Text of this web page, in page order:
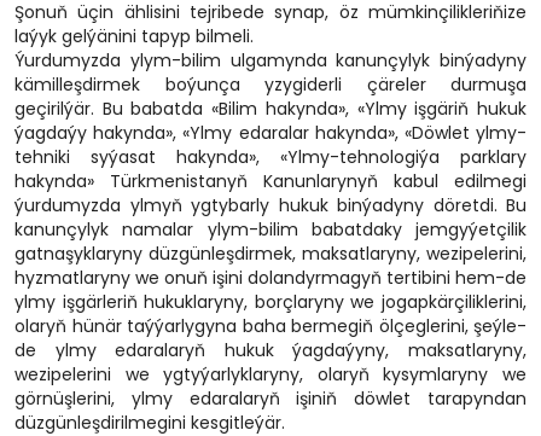
Şonuň üçin ählisini tejribede synap, öz mümkinçilikleriňize
laýyk gelýänini tapyp bilmeli.
Ýurdumyzda ylym-bilim ulgamynda kanunçylyk binýadyny
kämilleşdirmek boýunça yzygiderli çäreler durmuşa
geçirilýär. Bu babatda «Bilim hakynda», «Ylmy işgäriň hukuk
ýagdaýy hakynda», «Ylmy edaralar hakynda», «Döwlet ylmy-
tehniki syýasat hakynda», «Ylmy-tehnologiýa parklary
hakynda» Türkmenistanyň Kanunlarynyň kabul edilmegi
ýurdumyzda ylmyň ygtybarly hukuk binýadyny döretdi. Bu
kanunçylyk namalar ylym-bilim babatdaky jemgyýetçilik
gatnaşyklaryny düzgünleşdirmek, maksatlaryny, wezipelerini,
hyzmatlaryny we onuň işini dolandyrmagyň tertibini hem-de
ylmy işgärleriň hukuklaryny, borçlaryny we jogapkärçiliklerini,
olaryň hünär taýýarlygyna baha bermegiň ölçeglerini, şeýle-
de ylmy edaralaryň hukuk ýagdaýyny, maksatlaryny,
wezipelerini we ygtyýarlyklaryny, olaryň kysymlaryny we
görnüşlerini, ylmy edaralaryň işiniň döwlet tarapyndan
düzgünleşdirilmegini kesgitleýär.